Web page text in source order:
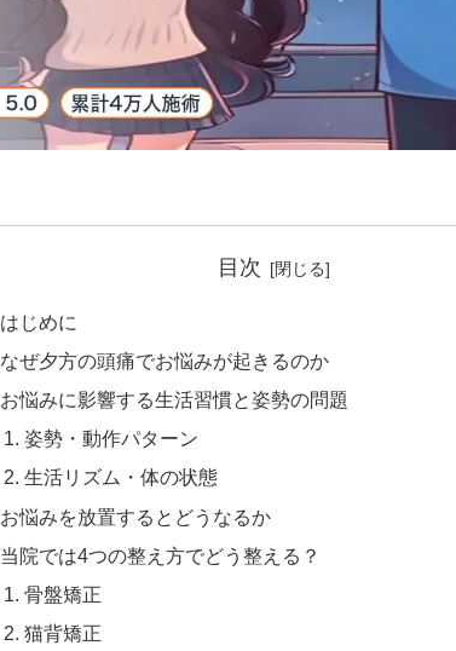
目次
はじめに
なぜ夕方の頭痛でお悩みが起きるのか
お悩みに影響する生活習慣と姿勢の問題
姿勢・動作パターン
生活リズム・体の状態
お悩みを放置するとどうなるか
当院では4つの整え方でどう整える？
骨盤矯正
猫背矯正